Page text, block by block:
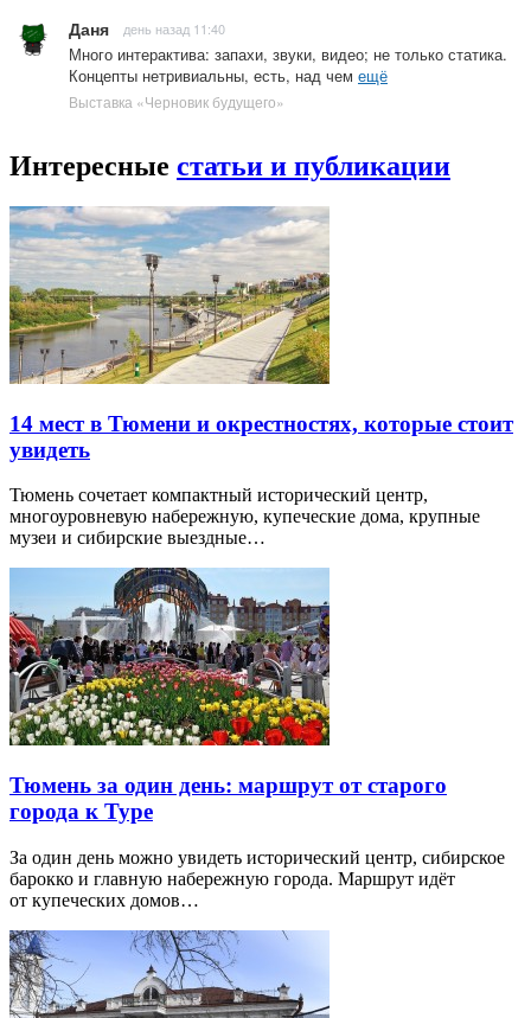
Даня день назад 11:40
Много интерактива: запахи, звуки, видео; не только статика.
Концепты нетривиальны, есть, над чем ещё
Выставка «Черновик будущего»
Интересные статьи и публикации
14 мест в Тюмени и окрестностях, которые стоит
увидеть
Тюмень сочетает компактный исторический центр,
многоуровневую набережную, купеческие дома, крупные
музеи и сибирские выездные…
Тюмень за один день: маршрут от старого
города к Туре
За один день можно увидеть исторический центр, сибирское
барокко и главную набережную города. Маршрут идёт
от купеческих домов…